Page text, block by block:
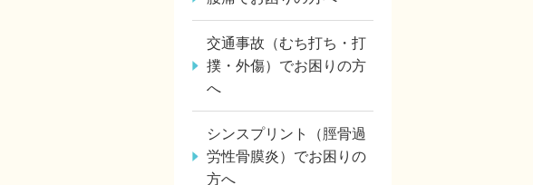
交通事故（むち打ち・打
撲・外傷）でお困りの方
へ
シンスプリント（脛骨過
労性骨膜炎）でお困りの
方へ